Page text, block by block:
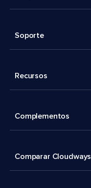
Soporte
Recursos
Complementos
Comparar Cloudways